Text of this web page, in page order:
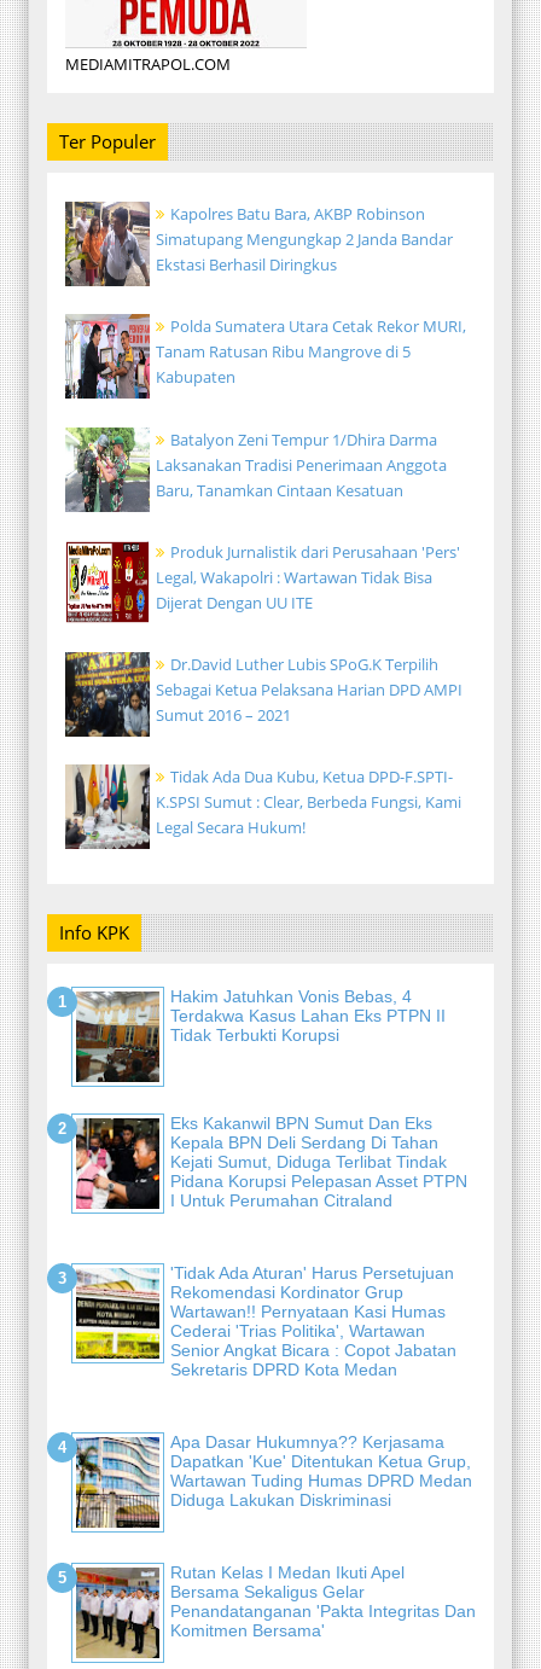
MEDIAMITRAPOL.COM
Ter Populer
Kapolres Batu Bara, AKBP Robinson
Simatupang Mengungkap 2 Janda Bandar
Ekstasi Berhasil Diringkus
Polda Sumatera Utara Cetak Rekor MURI,
Tanam Ratusan Ribu Mangrove di 5
Kabupaten
Batalyon Zeni Tempur 1/Dhira Darma
Laksanakan Tradisi Penerimaan Anggota
Baru, Tanamkan Cintaan Kesatuan
Produk Jurnalistik dari Perusahaan 'Pers'
Legal, Wakapolri : Wartawan Tidak Bisa
Dijerat Dengan UU ITE
Dr.David Luther Lubis SPoG.K Terpilih
Sebagai Ketua Pelaksana Harian DPD AMPI
Sumut 2016 – 2021
Tidak Ada Dua Kubu, Ketua DPD-F.SPTI-
K.SPSI Sumut : Clear, Berbeda Fungsi, Kami
Legal Secara Hukum!
Info KPK
Hakim Jatuhkan Vonis Bebas, 4
Terdakwa Kasus Lahan Eks PTPN II
Tidak Terbukti Korupsi
Eks Kakanwil BPN Sumut Dan Eks
Kepala BPN Deli Serdang Di Tahan
Kejati Sumut, Diduga Terlibat Tindak
Pidana Korupsi Pelepasan Asset PTPN
I Untuk Perumahan Citraland
'Tidak Ada Aturan' Harus Persetujuan
Rekomendasi Kordinator Grup
Wartawan!! Pernyataan Kasi Humas
Cederai 'Trias Politika', Wartawan
Senior Angkat Bicara : Copot Jabatan
Sekretaris DPRD Kota Medan
Apa Dasar Hukumnya?? Kerjasama
Dapatkan 'Kue' Ditentukan Ketua Grup,
Wartawan Tuding Humas DPRD Medan
Diduga Lakukan Diskriminasi
Rutan Kelas I Medan Ikuti Apel
Bersama Sekaligus Gelar
Penandatanganan 'Pakta Integritas Dan
Komitmen Bersama'